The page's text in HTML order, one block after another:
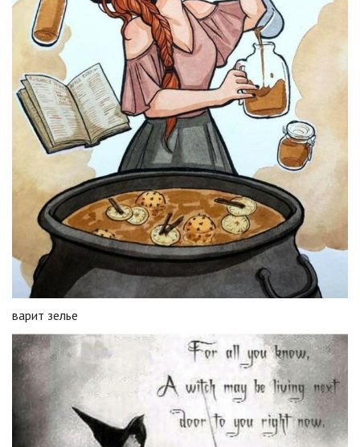
варит зелье